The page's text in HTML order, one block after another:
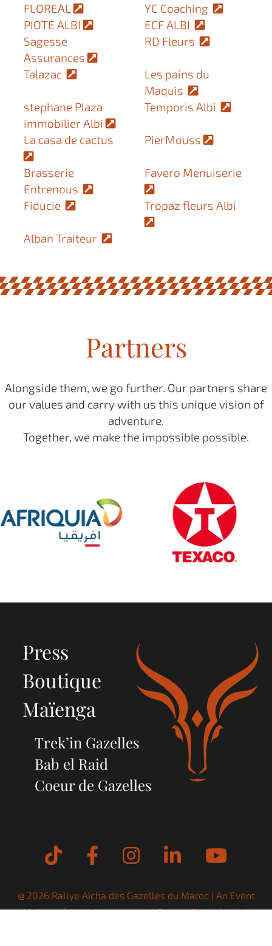
FLOREAL
YC Coaching
PIOTE ALBI
ECF ALBI
Sagesse
Assurances
RD Fleurs
Talazac
Les pains du
Maquis
stephane Plaza
immobilier Albi
Temporis Albi
La casa de cactus PierMouss
Brasserie
Entrenous
Favero Menuiserie
Fiducie Tropaz fleurs Albi
Alban Traiteur
Partners
Alongside them, we go further. Our partners share
our values and carry with us this unique vision of
adventure.
Together, we make the impossible possible.
Press
Boutique
Maïenga
Trek’in Gazelles
Bab el Raid
Coeur de Gazelles
Tiktok FacebookInstagram
LinkedIn
@ 2026 Rallye Aïcha des Gazelles du Maroc | An Event
Maïenga| All rights reserved |Privacy Policy|Legal